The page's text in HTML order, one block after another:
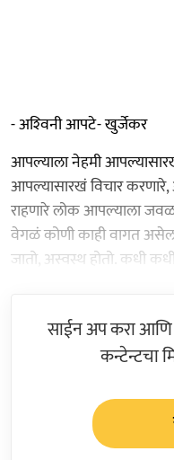
- अश्‍विनी आपटे- खुर्जेकर
आपल्याला नेहमी
आपल्यासारखं विचार
राहणारे लोक आपल्याला
वेगळं कोणी काही वागत
जातो, अस्वस्थ होतो. कधी कधी
साईन अप करा
कन्टेन्टचा